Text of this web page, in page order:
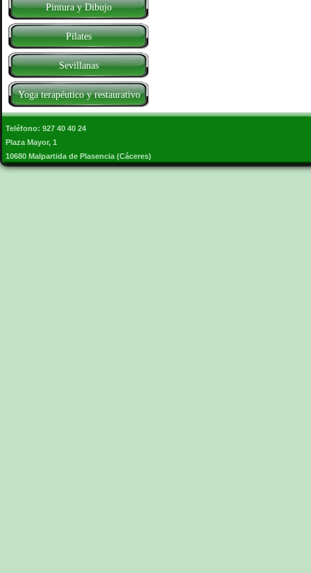
Pintura y Dibujo
Pilates
Sevillanas
Yoga terapéutico y restaurativo
Teléfono: 927 40 40 24
Plaza Mayor, 1
10680 Malpartida de Plasencia (Cáceres)